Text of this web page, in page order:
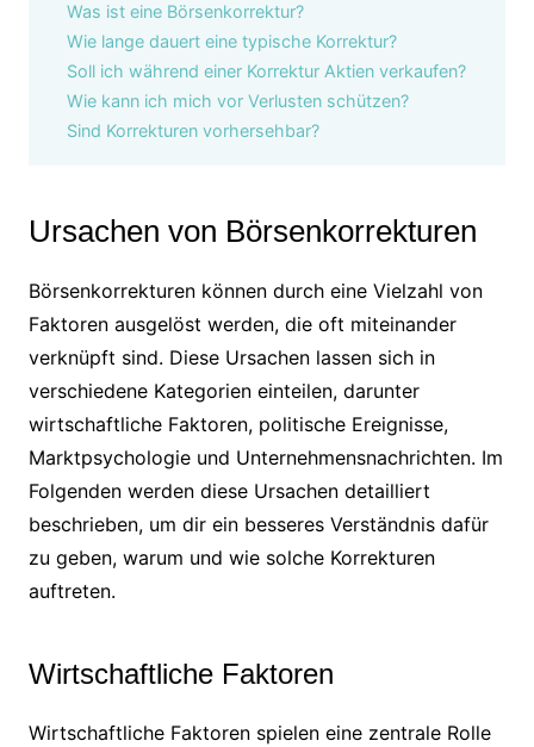
Was ist eine Börsenkorrektur?
Wie lange dauert eine typische Korrektur?
Soll ich während einer Korrektur Aktien verkaufen?
Wie kann ich mich vor Verlusten schützen?
Sind Korrekturen vorhersehbar?
Ursachen von Börsenkorrekturen
Börsenkorrekturen können durch eine Vielzahl von
Faktoren ausgelöst werden, die oft miteinander
verknüpft sind. Diese Ursachen lassen sich in
verschiedene Kategorien einteilen, darunter
wirtschaftliche Faktoren, politische Ereignisse,
Marktpsychologie und Unternehmensnachrichten. Im
Folgenden werden diese Ursachen detailliert
beschrieben, um dir ein besseres Verständnis dafür
zu geben, warum und wie solche Korrekturen
auftreten.
Wirtschaftliche Faktoren
Wirtschaftliche Faktoren spielen eine zentrale Rolle